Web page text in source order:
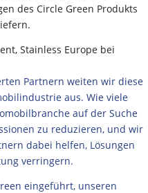
des Circle Green Produkts
Stainless Europe bei
Partnern weiten wir diese
aus. Wie viele
auf der Suche
zu reduzieren, und wir
dabei helfen, Lösungen
verringern.
eingeführt, unseren